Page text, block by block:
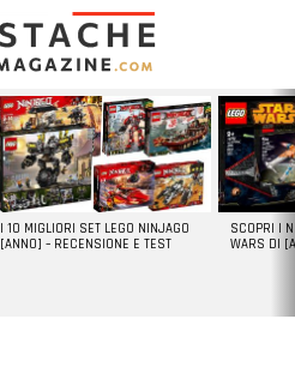
I 10 MIGLIORI SET LEGO NINJAGO
[ANNO] – RECENSIONE E TEST
SCOPRI I
WARS DI